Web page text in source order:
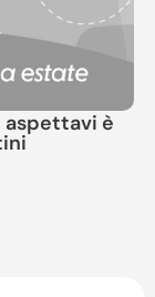
aspettavi è